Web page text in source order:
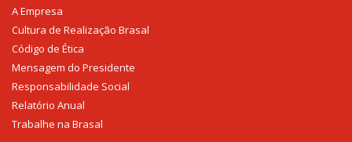
A Empresa
Cultura de Realização Brasal
Código de Ética
Mensagem do Presidente
Responsabilidade Social
Relatório Anual
Trabalhe na Brasal